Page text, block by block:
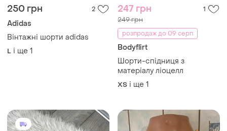
250 грн 2
Adidas
Вінтажні шорти adidas
L і ще 1
247 грн 1
249 грн
розпродаж до 09 серп
Bodyflirt
Шорти-спідниця з
матеріалу ліоцелл
ХS і ще 1